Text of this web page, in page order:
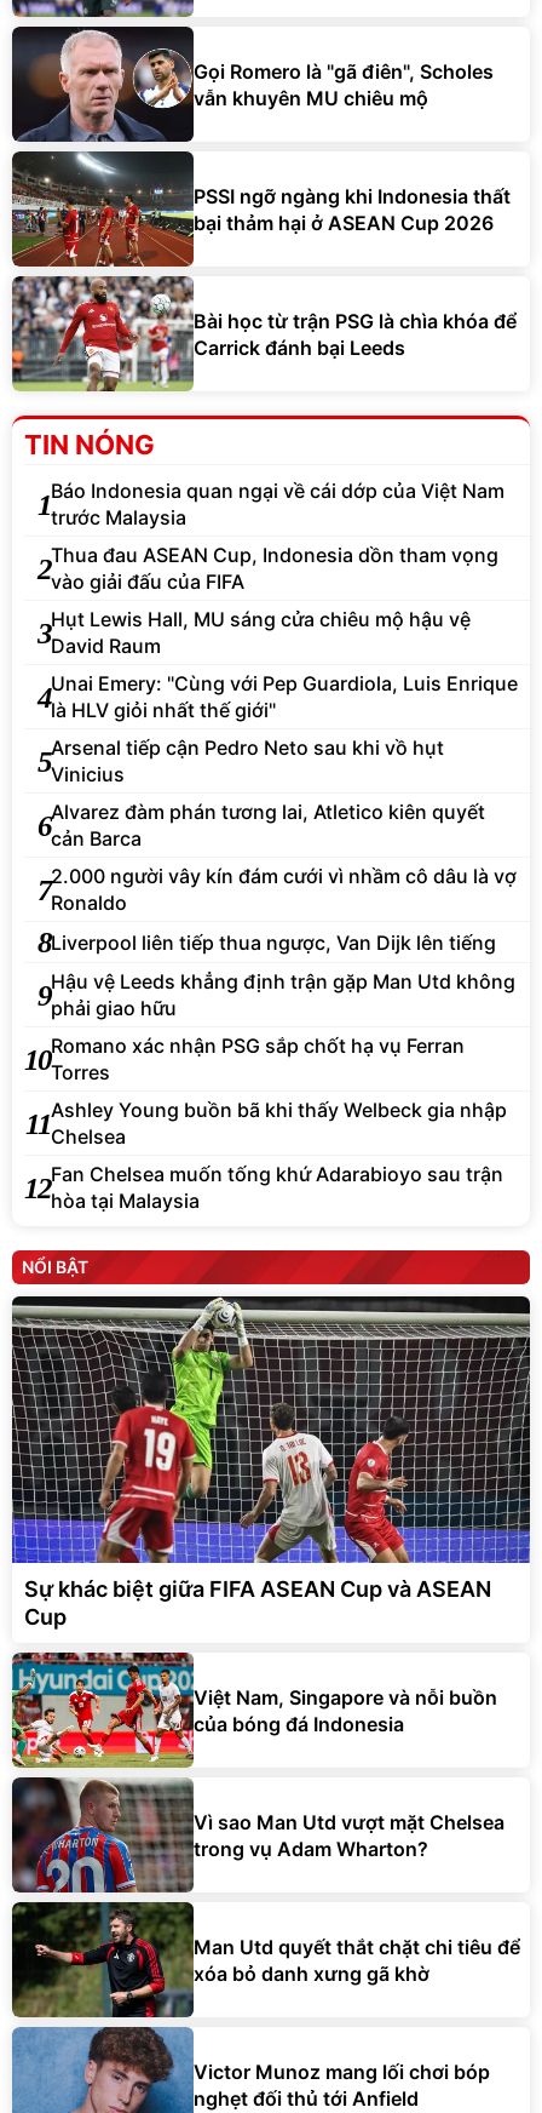
Gọi Romero là "gã điên", Scholes
vẫn khuyên MU chiêu mộ
PSSI ngỡ ngàng khi Indonesia thất
bại thảm hại ở ASEAN Cup 2026
Bài học từ trận PSG là chìa khóa để
Carrick đánh bại Leeds
TIN NÓNG
1Báo Indonesia quan ngại về cái dớp của Việt Nam
trước Malaysia
2Thua đau ASEAN Cup, Indonesia dồn tham vọng
vào giải đấu của FIFA
3Hụt Lewis Hall, MU sáng cửa chiêu mộ hậu vệ
David Raum
4Unai Emery: "Cùng với Pep Guardiola, Luis Enrique
là HLV giỏi nhất thế giới"
5Arsenal tiếp cận Pedro Neto sau khi vồ hụt
Vinicius
6Alvarez đàm phán tương lai, Atletico kiên quyết
cản Barca
72.000 người vây kín đám cưới vì nhầm cô dâu là vợ
Ronaldo
8Liverpool liên tiếp thua ngược, Van Dijk lên tiếng
9Hậu vệ Leeds khẳng định trận gặp Man Utd không
phải giao hữu
10Romano xác nhận PSG sắp chốt hạ vụ Ferran
Torres
11Ashley Young buồn bã khi thấy Welbeck gia nhập
Chelsea
12Fan Chelsea muốn tống khứ Adarabioyo sau trận
hòa tại Malaysia
NỔI BẬT
Sự khác biệt giữa FIFA ASEAN Cup và ASEAN
Cup
Việt Nam, Singapore và nỗi buồn
của bóng đá Indonesia
Vì sao Man Utd vượt mặt Chelsea
trong vụ Adam Wharton?
Man Utd quyết thắt chặt chi tiêu để
xóa bỏ danh xưng gã khờ
Victor Munoz mang lối chơi bóp
nghẹt đối thủ tới Anfield